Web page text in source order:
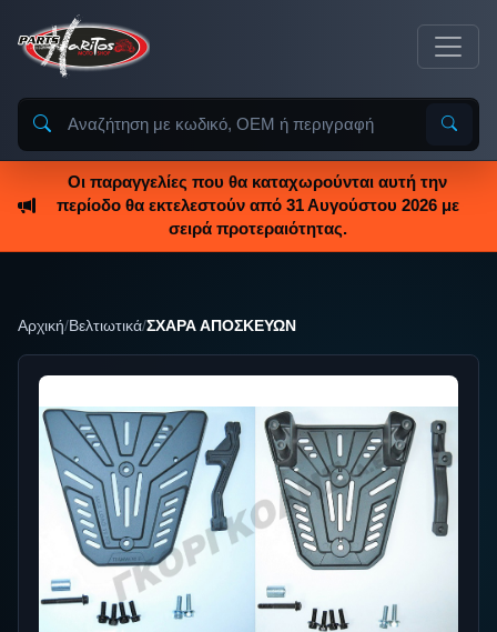
Οι παραγγελίες που θα καταχωρούνται αυτή την
περίοδο θα εκτελεστούν από 31 Αυγούστου 2026 με
σειρά προτεραιότητας.
Αρχική/Βελτιωτικά/ΣΧΑΡΑ ΑΠΟΣΚΕΥΩΝ